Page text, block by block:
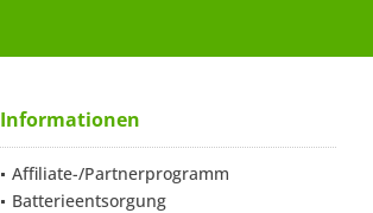
Informationen
Affiliate-/Partnerprogramm
Batterieentsorgung